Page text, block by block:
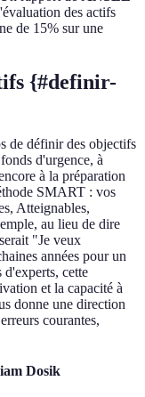
des actifs
de 15% sur une
{#definir-
de définir des objectifs
d'urgence, à
à la préparation
SMART : vos
Atteignables,
au lieu de dire
"Je veux
années pour un
cette
et la capacité à
donne une direction
courantes,
Dosik